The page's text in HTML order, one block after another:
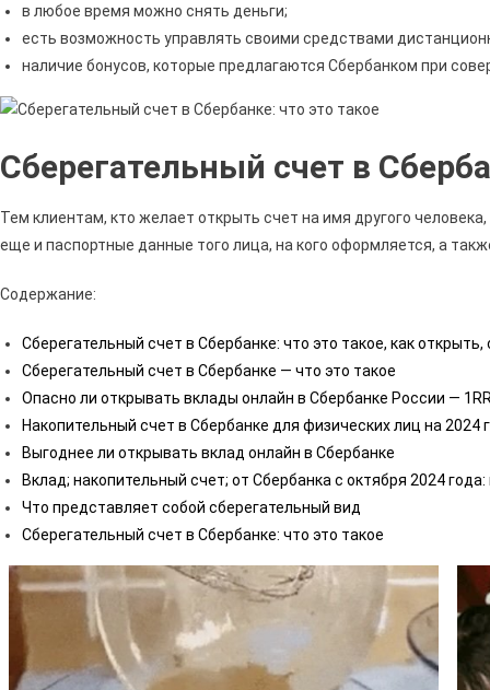
в любое время можно снять деньги;
есть возможность управлять своими средствами
наличие бонусов, которые предлагаются Сбербанком при
Сберегательный счет в
Тем клиентам, кто желает открыть счет на имя другого
еще и паспортные данные того лица, на кого оформляется, а
Содержание:
Сберегательный счет в Сбербанке: что это такое, как открыть,
Сберегательный счет в Сбербанке — что это такое
Опасно ли открывать вклады онлайн в Сбербанке России —
Накопительный счет в Сбербанке для физических лиц на 2024
Выгоднее ли открывать вклад онлайн в Сбербанке
Вклад; накопительный счет; от Сбербанка с октября 2024
Что представляет собой сберегательный вид
Сберегательный счет в Сбербанке: что это такое